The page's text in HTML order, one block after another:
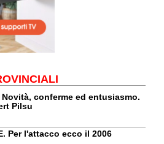
Novità, conferme ed entusiasmo.
Pilsu
Per l'attacco ecco il 2006